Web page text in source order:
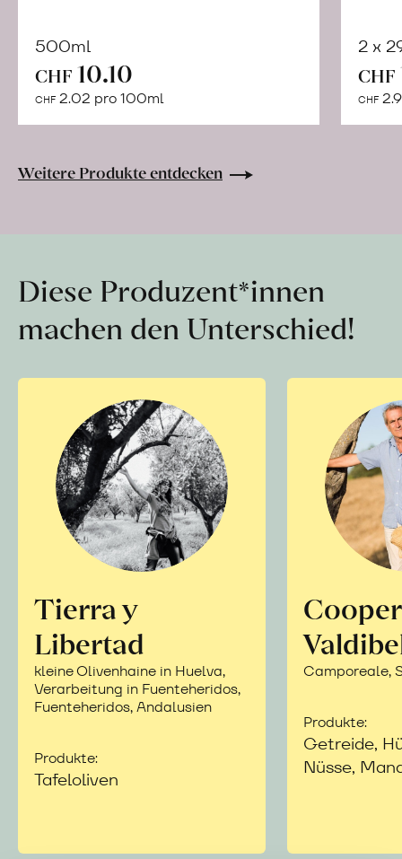
500ml
CHF 10.10
CHF 2.02 pro 100ml
Warenkorb
2 x
CHF
CHF
Weitere Produkte entdecken
Diese Produzent*innen
machen den Unterschied!
Tierra y
Libertad
kleine Olivenhaine in Huelva,
Verarbeitung in Fuenteheridos,
Fuenteheridos, Andalusien
Produkte:
Tafeloliven
Camporeale,
Produkte:
Getreide,
Nüsse,